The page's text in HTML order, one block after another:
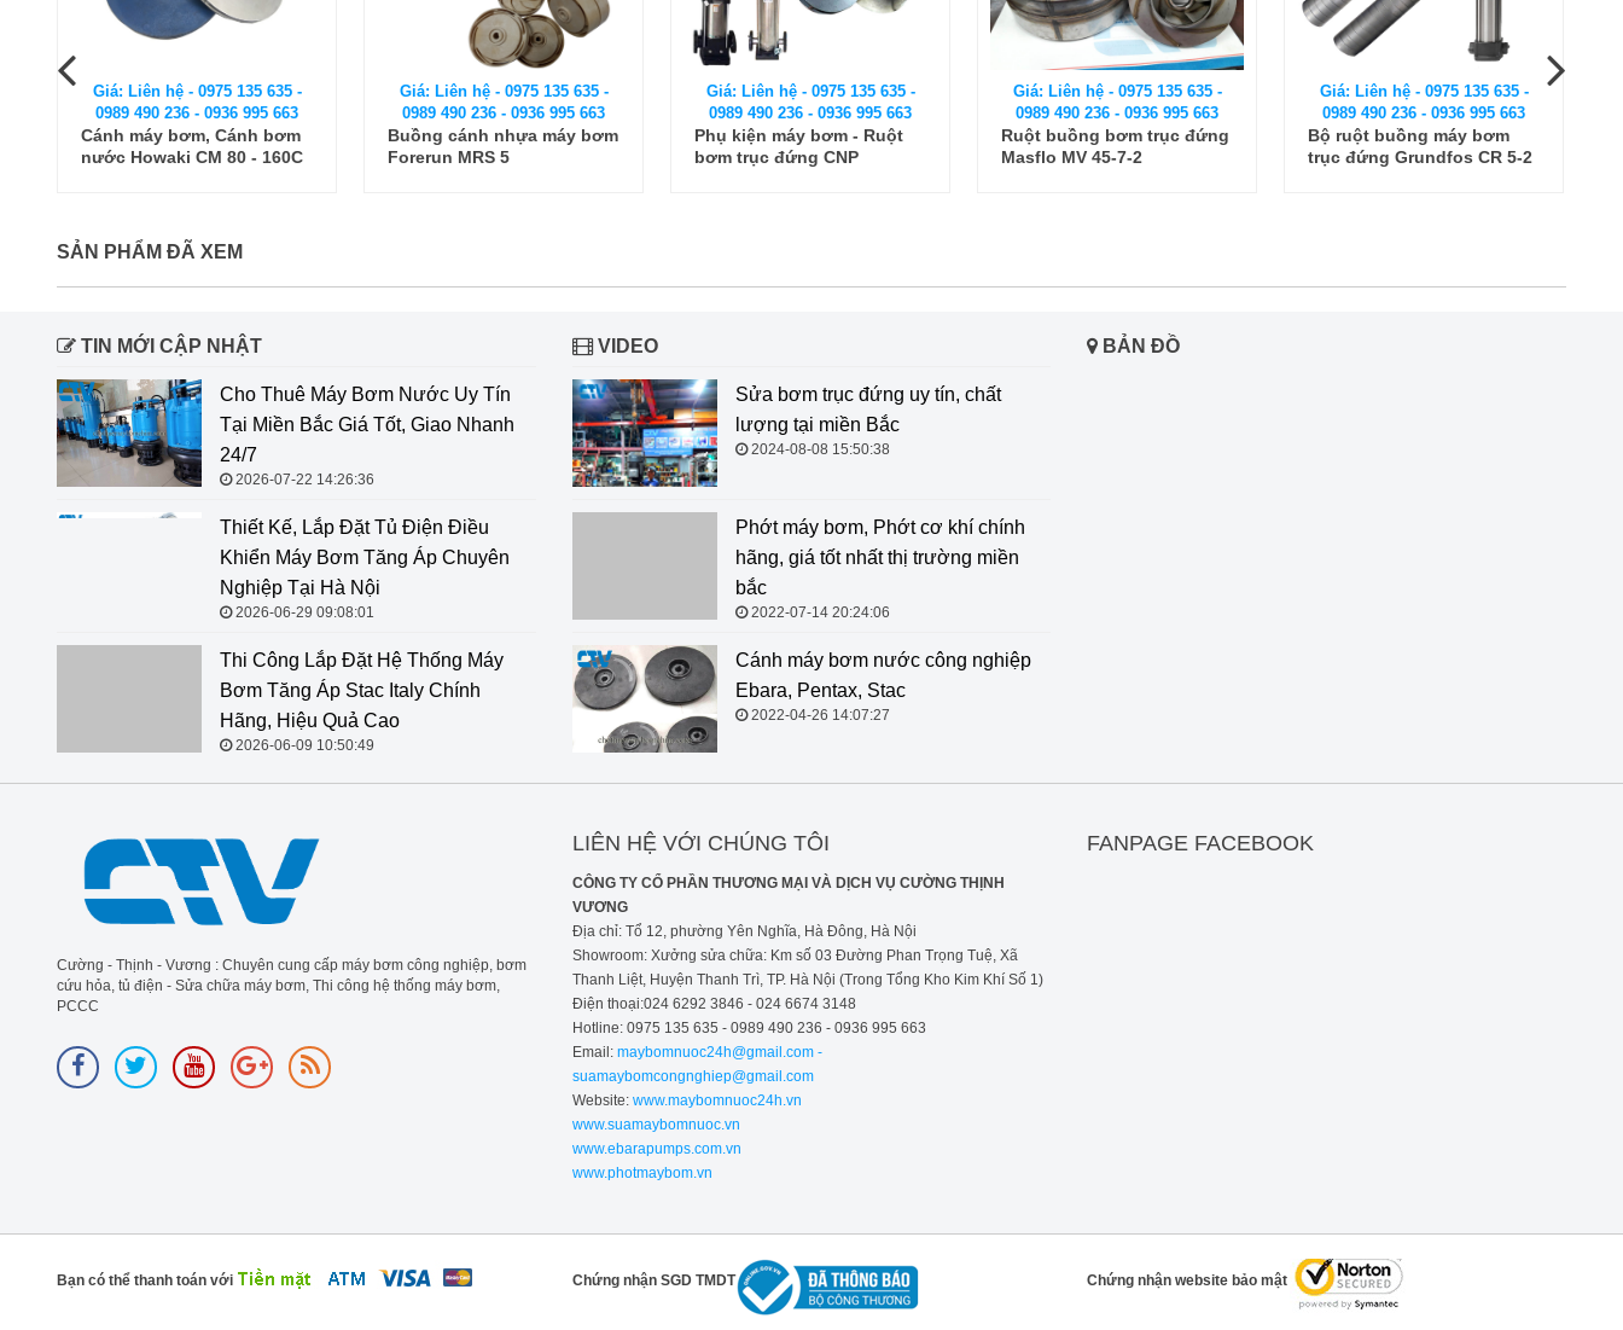
Giá: Liên hệ - 0975 135 635 -
0989 490 236 - 0936 995 663
Buồng cánh nhựa máy bơm
Forerun MRS 5
Giá: Liên hệ - 0975 135 635 -
0989 490 236 - 0936 995 663
Phụ kiện máy bơm - Ruột
bơm trục đứng CNP
Giá: Liên hệ - 0975 135 635 -
0989 490 236 - 0936 995 663
Ruột buồng bơm trục đứng
Masflo MV 45-7-2
Giá: Liên hệ - 0975 135 635 -
0989 490 236 - 0936 995 663
Bộ ruột buồng máy bơm
trục đứng Grundfos CR 5-2
Giá: Liên hệ - 0975 135 635 -
0989 490 236 - 0936 995 663
Phụ kiện máy bơm - Bộ ruột
bơm trục đứng Ebara
SẢN PHẨM ĐÃ XEM
TIN MỚI CẬP NHẬT
Cho Thuê Máy Bơm Nước Uy Tín
Tại Miền Bắc Giá Tốt, Giao Nhanh
24/7
2026-07-22 14:26:36
Thiết Kế, Lắp Đặt Tủ Điện Điều
Khiển Máy Bơm Tăng Áp Chuyên
Nghiệp Tại Hà Nội
2026-06-29 09:08:01
Thi Công Lắp Đặt Hệ Thống Máy
Bơm Tăng Áp Stac Italy Chính
Hãng, Hiệu Quả Cao
2026-06-09 10:50:49
VIDEO
Sửa bơm trục đứng uy tín, chất
lượng tại miền Bắc
2024-08-08 15:50:38
Phớt máy bơm, Phớt cơ khí chính hãng, giá tốt nhất thị
Cánh máy bơm nước công nghiệp
Ebara, Pentax, Stac
2022-04-26 14:07:27
BẢN ĐỒ
Cường - Thịnh - Vương : Chuyên cung cấp máy bơm công nghiệp, bơm
cứu hỏa, tủ điện - Sửa chữa máy bơm, Thi công hệ thống máy bơm,
PCCC
LIÊN HỆ VỚI CHÚNG TÔI
CÔNG TY CỔ PHẦN THƯƠNG MẠI VÀ DỊCH VỤ CƯỜNG THỊNH
VƯƠNG
Địa chỉ: Tổ 12, phường Yên Nghĩa, Hà Đông, Hà Nội
Showroom: Xưởng sửa chữa: Km số 03 Đường Phan Trọng Tuệ, Xã
Thanh Liệt, Huyện Thanh Trì, TP. Hà Nội (Trong Tổng Kho Kim Khí Số 1)
Điện thoại:024 6292 3846 - 024 6674 3148
Hotline: 0975 135 635 - 0989 490 236 - 0936 995 663
Email: maybomnuoc24h@gmail.com -
suamaybomcongnghiep@gmail.com
Website:www.maybomnuoc24h.vn
www.suamaybomnuoc.vn
www.ebarapumps.com.vn
www.photmaybom.vn
FANPAGE FACEBOOK
Bạn có thể thanh toán với Chứng nhận SGD TMDT Chứng nhận website bảo mật